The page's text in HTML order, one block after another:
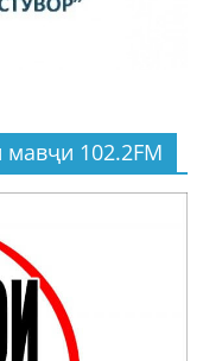
102.2FM